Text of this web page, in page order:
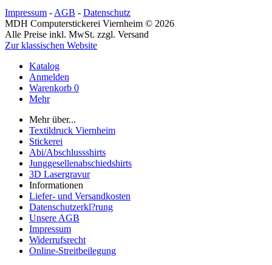
Impressum - AGB - Datenschutz
MDH Computerstickerei Viernheim © 2026
Alle Preise inkl. MwSt. zzgl. Versand
Zur klassischen Website
Katalog
Anmelden
Warenkorb 0
Mehr
Mehr über...
Textildruck Viernheim
Stickerei
Abi/Abschlussshirts
Junggesellenabschiedshirts
3D Lasergravur
Informationen
Liefer- und Versandkosten
Datenschutzerkl?rung
Unsere AGB
Impressum
Widerrufsrecht
Online-Streitbeilegung